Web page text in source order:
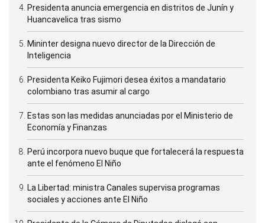
Presidenta anuncia emergencia en distritos de Junín y
Huancavelica tras sismo
Mininter designa nuevo director de la Dirección de
Inteligencia
Presidenta Keiko Fujimori desea éxitos a mandatario
colombiano tras asumir al cargo
Estas son las medidas anunciadas por el Ministerio de
Economía y Finanzas
Perú incorpora nuevo buque que fortalecerá la respuesta
ante el fenómeno El Niño
La Libertad: ministra Canales supervisa programas
sociales y acciones ante El Niño